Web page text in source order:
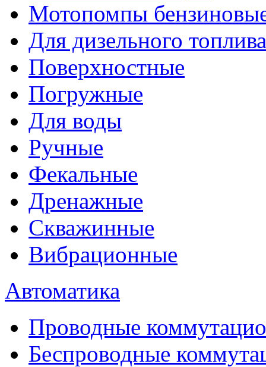
Мотопомпы
Для дизельного топлива
Поверхностные
Погружные
Для воды
Ручные
Фекальные
Дренажные
Скважинные
Вибрационные
Автоматика
Проводные
Беспроводные